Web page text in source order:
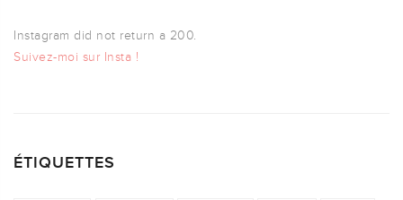
Instagram did not return a 200.
Suivez-moi sur Insta !
ÉTIQUETTES